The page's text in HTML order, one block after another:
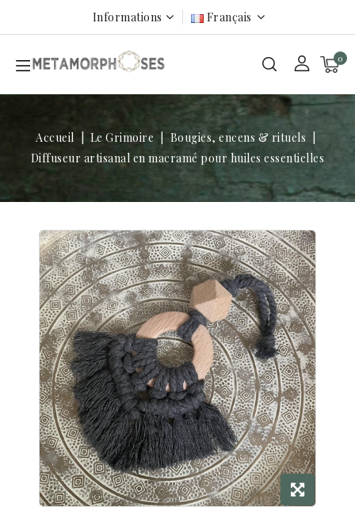
Informations Français
0
Accueil Le Grimoire
Bougies, encens & rituels
Diffuseur artisanal en macramé pour huiles essentielles